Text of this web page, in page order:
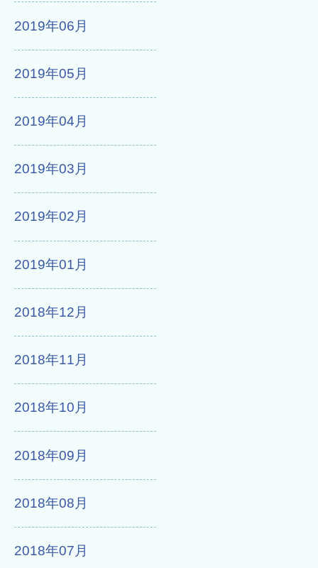
2019年06月
2019年05月
2019年04月
2019年03月
2019年02月
2019年01月
2018年12月
2018年11月
2018年10月
2018年09月
2018年08月
2018年07月